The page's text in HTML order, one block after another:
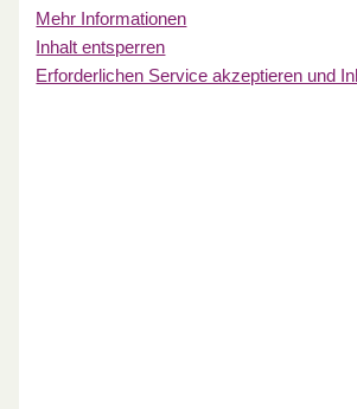
Mehr Informationen
Inhalt entsperren
Erforderlichen Service akzeptieren und